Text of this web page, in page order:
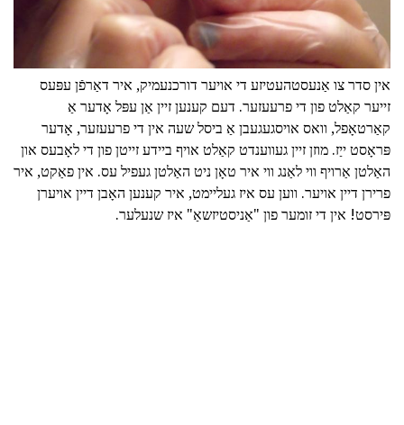
אין סדר צו אַנעסטהעטיזע די אויער דורכנעמיק, איר דאַרפֿן עפּעס
זייער קאַלט פון די פרעעזער. דעם קענען זיין אַן עפּל אָדער אַ
קאַרטאָפל, וואס אויסגעגעבן אַ ביסל שעה אין די פרעעזער, אָדער
פּראָסט ייַז. מוזן זיין געווענדט קאַלט אויף ביידע זייטן פון די לאָבעס און
האַלטן אַרויף ווי לאַנג ווי איר טאָן ניט האַלטן געפיל עס. אין פאַקט, איר
פרירן דיין אויער. ווען עס איז געליימט, איר קענען האָבן דיין אויערן
פּירסט! אין די זומער פון "אַניסטיזשאַ" איז שנעלער.